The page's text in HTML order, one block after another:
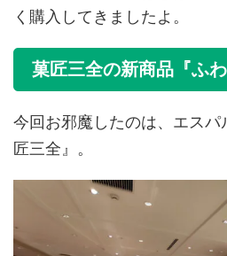
く購入してきましたよ。
菓匠三全の新商品『ふ
今回お邪魔したのは、エスパ
匠三全』。